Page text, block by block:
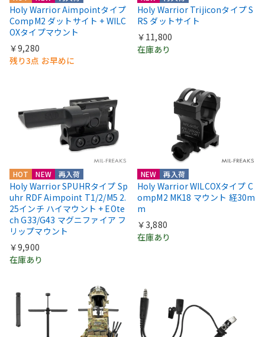
Holy Warrior Aimpointタイプ
CompM2 ダットサイト + WILC
OXタイプマウント
￥9,280
残り3点 お早めに
Holy Warrior Trijiconタイプ S
RS ダットサイト
￥11,800
在庫あり
HOT NEW 再入荷
Holy Warrior SPUHRタイプ Sp
uhr RDF Aimpoint T1/2/M5 2.
25インチ ハイマウント + EOte
ch G33/G43 マグニファイア フ
リップマウント
￥9,900
在庫あり
NEW 再入荷
Holy Warrior WILCOXタイプ C
ompM2 MK18 マウント 経30m
m
￥3,880
在庫あり